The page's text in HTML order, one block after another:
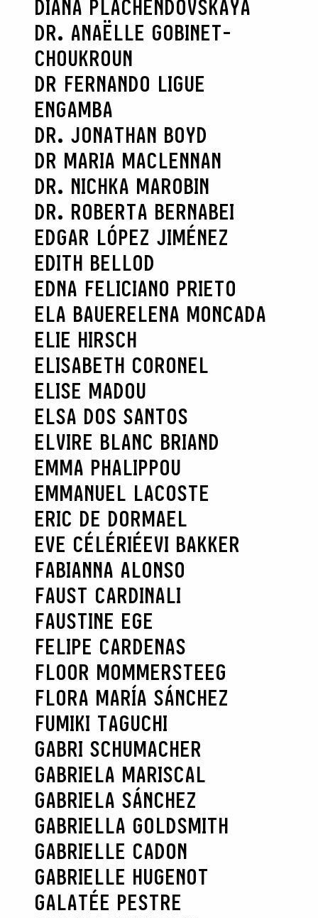
DIANA PLACHENDOVSKAYA
DR. ANAËLLE GOBINET-
CHOUKROUN
DR FERNANDO LIGUE
ENGAMBA
DR. JONATHAN BOYD
DR MARIA MACLENNAN
DR. NICHKA MAROBIN
DR. ROBERTA BERNABEI
EDGAR LÓPEZ JIMÉNEZ
EDITH BELLOD
EDNA FELICIANO PRIETO
ELA BAUERELENA MONCADA
ELIE HIRSCH
ELISABETH CORONEL
ELISE MADOU
ELSA DOS SANTOS
ELVIRE BLANC BRIAND
EMMA PHALIPPOU
EMMANUEL LACOSTE
ERIC DE DORMAEL
EVE CÉLÉRIÉEVI BAKKER
FABIANNA ALONSO
FAUST CARDINALI
FAUSTINE EGE
FELIPE CARDENAS
FLOOR MOMMERSTEEG
FLORA MARÍA SÁNCHEZ
FUMIKI TAGUCHI
GABRI SCHUMACHER
GABRIELA MARISCAL
GABRIELA SÁNCHEZ
GABRIELLA GOLDSMITH
GABRIELLE CADON
GABRIELLE HUGENOT
GALATÉE PESTRE